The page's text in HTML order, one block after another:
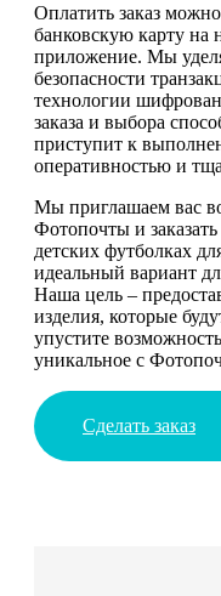
Оплатить заказ
банковскую карту на
приложение. Мы
безопасности
технологии
заказа и выбора
приступит к
оперативностью и
Мы приглашаем вас
Фотопочты и
детских футболках
идеальный вариант
Наша цель –
изделия, которые
упустите
уникальное с
Сделать заказ